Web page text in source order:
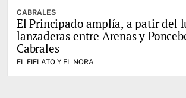
CABRALES
El Principado amplía, a patir del
lanzaderas entre Arenas y
Cabrales
EL FIELATO Y EL NORA